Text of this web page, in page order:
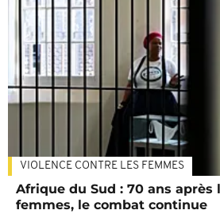
VIOLENCE CONTRE LES FEMMES
Afrique du Sud : 70 ans après
femmes, le combat continue